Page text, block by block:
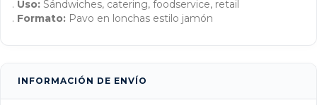
. Uso: Sándwiches, catering, foodservice, retail
. Formato: Pavo en lonchas estilo jamón
INFORMACIÓN DE ENVÍO